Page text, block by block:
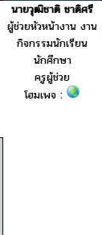
นายวุฒิชาติ ชาติศรี
ผู้ช่วยหัวหน้างาน งาน
กิจกรรมนักเรียน
นักศึกษา
ครูผู้ช่วย
โฮมเพจ :